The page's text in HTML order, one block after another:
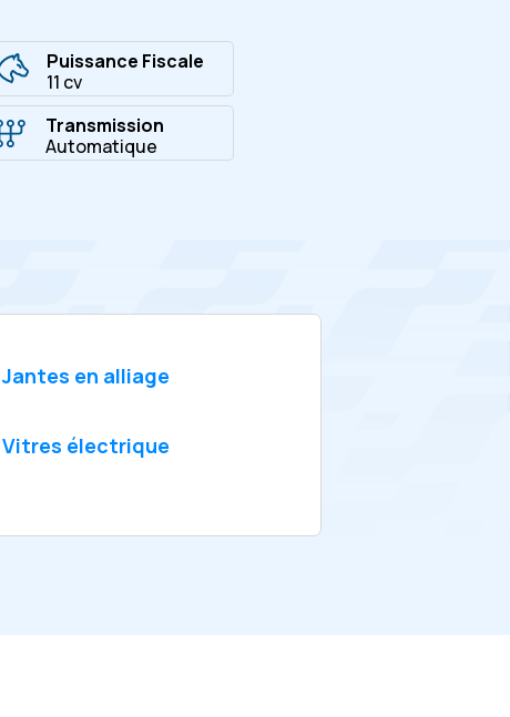
Puissance Fiscale
11 cv
Transmission
Automatique
Jantes en alliage
Vitres électrique